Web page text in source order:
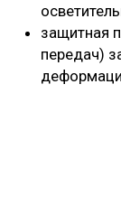
защитная
передач)